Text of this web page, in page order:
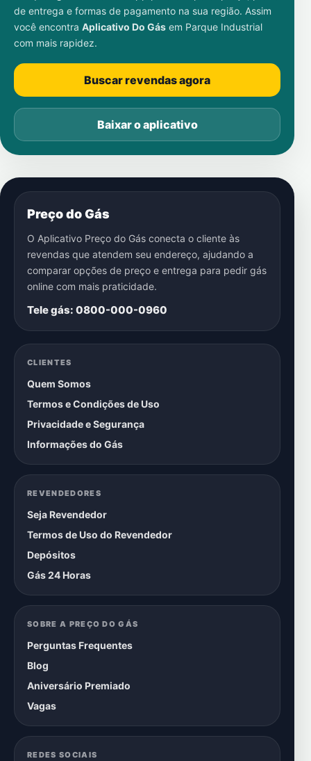
de entrega e formas de pagamento na sua região. Assim
você encontra Aplicativo Do Gás em Parque Industrial
com mais rapidez.
Buscar revendas agora
Baixar o aplicativo
Preço do Gás
O Aplicativo Preço do Gás conecta o cliente às
revendas que atendem seu endereço, ajudando a
comparar opções de preço e entrega para pedir gás
online com mais praticidade.
Tele gás: 0800-000-0960
CLIENTES
Quem Somos
Termos e Condições de Uso
Privacidade e Segurança
Informações do Gás
REVENDEDORES
Seja Revendedor
Termos de Uso do Revendedor
Depósitos
Gás 24 Horas
SOBRE A PREÇO DO GÁS
Perguntas Frequentes
Blog
Aniversário Premiado
Vagas
REDES SOCIAIS